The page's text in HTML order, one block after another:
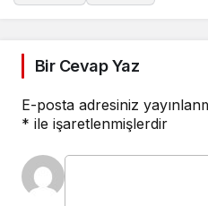
Bir Cevap Yaz
E-posta adresiniz
* ile işaretlenmişlerdir